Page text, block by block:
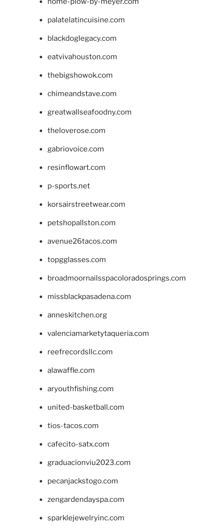
palatelatincuisine.com
blackdoglegacy.com
eatvivahouston.com
thebigshowok.com
chimeandstave.com
greatwallseafoodny.com
theloverose.com
gabriovoice.com
resinflowart.com
p-sports.net
korsairstreetwear.com
petshopallston.com
avenue26tacos.com
topgglasses.com
broadmoornailsspacoloradosprings.com
missblackpasadena.com
anneskitchen.org
valenciamarketytaqueria.com
reefrecordsllc.com
alawaffle.com
aryouthfishing.com
united-basketball.com
tios-tacos.com
cafecito-satx.com
graduacionviu2023.com
pecanjackstogo.com
zengardendayspa.com
sparklejewelryinc.com